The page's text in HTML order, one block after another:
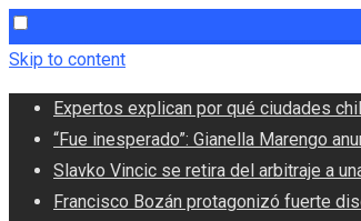
Skip to content
Expertos explican por qué ciudades
“Fue inesperado”: Gianella Marengo
Slavko Vincic se retira del arbitraje a
Francisco Bozán protagonizó fuerte